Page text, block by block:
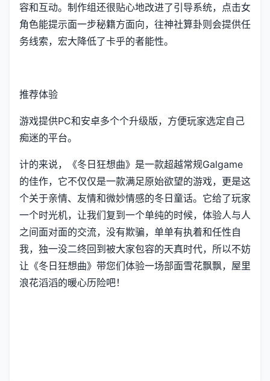
容和互动。制作组还很贴心地改进了引导系统，点击女
角色能提示面一步秘籍方面向，往神社算卦则会提供任
务线索，宏大降低了卡乎的者能性。
推荐体验
游戏提供PC和安卓多个个升级版，方便玩家选定自己
痴迷的平台。
计的来说，《冬日狂想曲》是一款​​超越常规Galgame
的佳作​​，它不仅仅是一款满足原始欲望的游戏，更是这
个关于亲情、友情和微妙情感的冬日童话。它给了玩家
一个时光机，让我们复到一个单纯的时候，体验人与人
之间面对面的交流，没有欺骗，单单有执着和任性自
我，独一没二终回到被大家包容的天真时代，所以不妨
让《冬日狂想曲》带您们体验一场​​部面雪花飘飘，屋里
浪花滔滔​​的暖心历险吧！